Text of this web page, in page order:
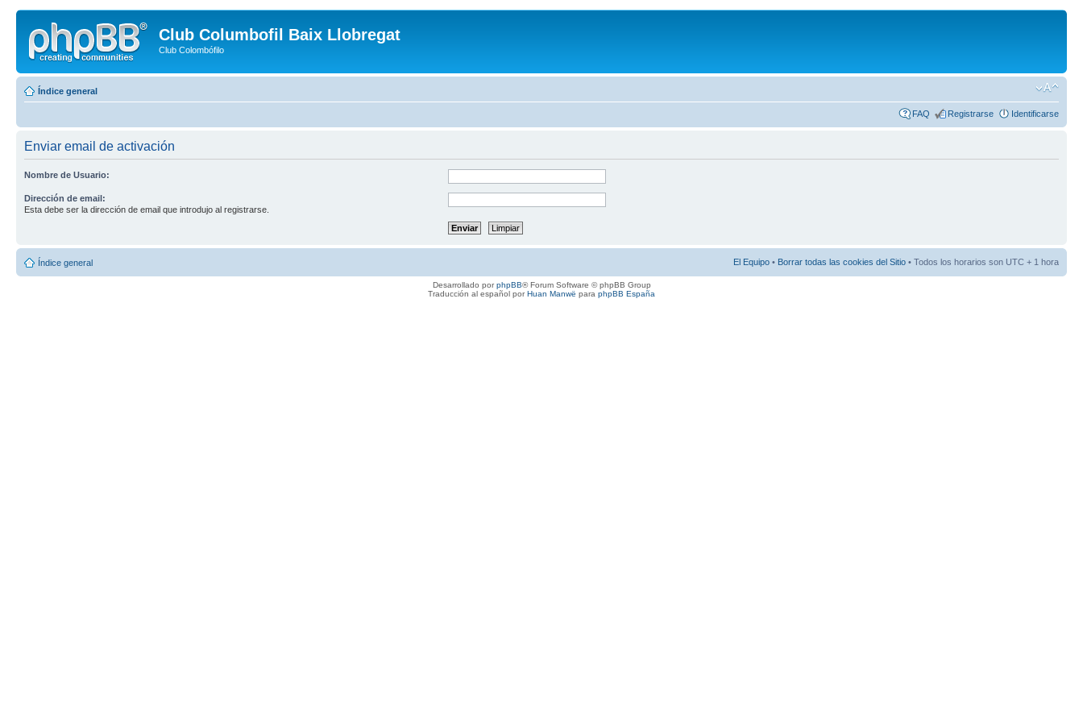
Club Columbofil Baix Llobregat
Club Colombófilo
Índice general
FAQ Registrarse Identificarse
Enviar email de activación
Nombre de Usuario:
Dirección de email:
Esta debe ser la dirección de email que introdujo al registrarse.
Índice general El Equipo • Borrar todas las cookies del Sitio • Todos los horarios son UTC + 1 hora
Desarrollado porphpBB® Forum Software © phpBB Group
Traducción al español porHuan Manwë para phpBB España